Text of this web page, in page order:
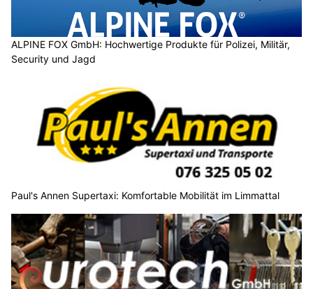
ALPINE FOX GmbH: Hochwertige Produkte für Polizei, Militär,
Security und Jagd
Paul's Annen Supertaxi: Komfortable Mobilität im Limmattal